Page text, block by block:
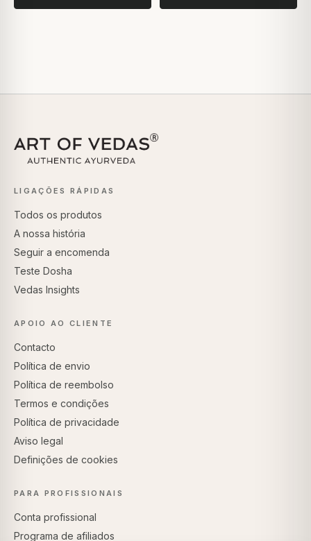
LIGAÇÕES RÁPIDAS
Todos os produtos
A nossa história
Seguir a encomenda
Teste Dosha
Vedas Insights
APOIO AO CLIENTE
Contacto
Política de envio
Política de reembolso
Termos e condições
Política de privacidade
Aviso legal
Definições de cookies
PARA PROFISSIONAIS
Conta profissional
Programa de afiliados